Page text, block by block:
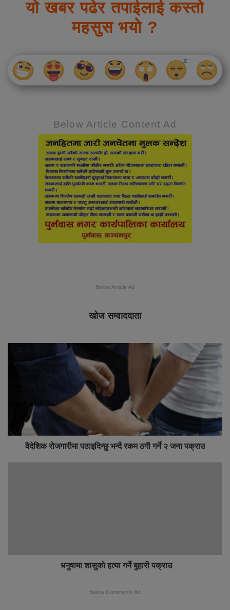
यो खबर पढेर तपाईलाई कस्तो
महसुस भयो ?
Below Article Content Ad
Below Article Ad
खोज सम्वाददाता
वैदेशिक रोजगारीमा पठाइदिन्छु भन्दै रकम ठगी गर्ने २ जना पक्राउ
धनुषामा शासुको हत्या गर्ने बुहारी पक्राउ
Below Comments Ad